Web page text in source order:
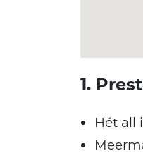
1.
Hét all